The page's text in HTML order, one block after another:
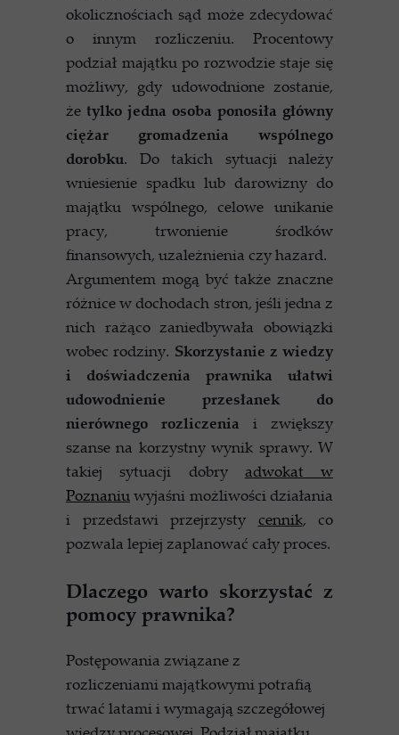
okolicznościach sąd może zdecydować
o innym rozliczeniu. Procentowy
podział majątku po rozwodzie staje się
możliwy, gdy udowodnione zostanie,
że tylko jedna osoba ponosiła główny
ciężar gromadzenia wspólnego
dorobku. Do takich sytuacji należy
wniesienie spadku lub darowizny do
majątku wspólnego, celowe unikanie
pracy, trwonienie środków
finansowych, uzależnienia czy hazard.
Argumentem mogą być także znaczne
różnice w dochodach stron, jeśli jedna z
nich rażąco zaniedbywała obowiązki
wobec rodziny. Skorzystanie z wiedzy
i doświadczenia prawnika ułatwi
udowodnienie przesłanek do
nierównego rozliczenia i zwiększy
szanse na korzystny wynik sprawy. W
takiej sytuacji dobry adwokat w
Poznaniuwyjaśni możliwości działania
i przedstawi przejrzysty cennik, co
pozwala lepiej zaplanować cały proces.
Dlaczego warto skorzystać z
pomocy prawnika?
Postępowania związane z
rozliczeniami majątkowymi potrafią
trwać latami i wymagają szczegółowej